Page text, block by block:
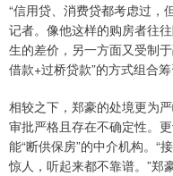
“信用贷、消费贷都考虑过，
记者。像他这样的购房者往
生的差价，另一方面又受制
借款+过桥贷款”的方式组合
相较之下，郑豪的处境更为
审批严格且存在不确定性。
能“断供保房”的中介机构。“
惊人，听起来都不靠谱。”郑